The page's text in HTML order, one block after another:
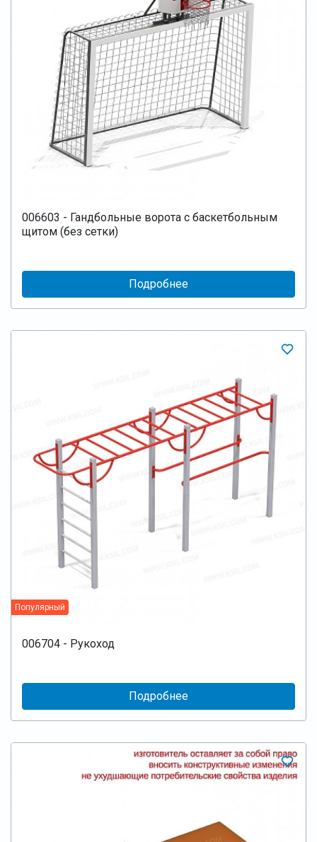
006603 - Гандбольные ворота с баскетбольным
щитом (без сетки)
Подробнее
Популярный
006704 - Рукоход
Подробнее